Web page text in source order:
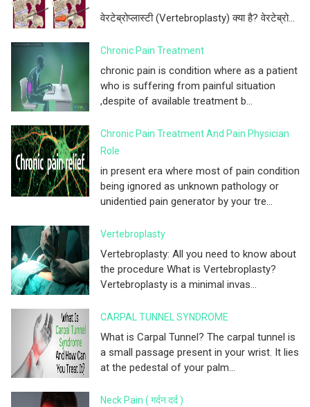
वेरटेब्रोप्लास्टी (Vertebroplasty) क्या है? वेरटेब्रो...
Chronic Pain Treatment
chronic pain is condition where as a patient
who is suffering from painful situation
,despite of available treatment b...
Chronic Pain Treatment And Pain Physician
Role
in present era where most of pain condition
being ignored as unknown pathology or
unidentied pain generator by your tre...
Vertebroplasty
Vertebroplasty: All you need to know about
the procedure What is Vertebroplasty?
Vertebroplasty is a minimal invas...
CARPAL TUNNEL SYNDROME
What is Carpal Tunnel? The carpal tunnel is
a small passage present in your wrist. It lies
at the pedestal of your palm...
Neck Pain ( गर्दन दर्द )